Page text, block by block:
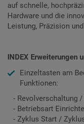
auf schnelle,
Hardware und die
Leistung, Präzision
INDEX Erweiterungen
Einzeltasten am
Funktionen:
- Revolverschaltung
- Betriebsart
- Zyklus Start /